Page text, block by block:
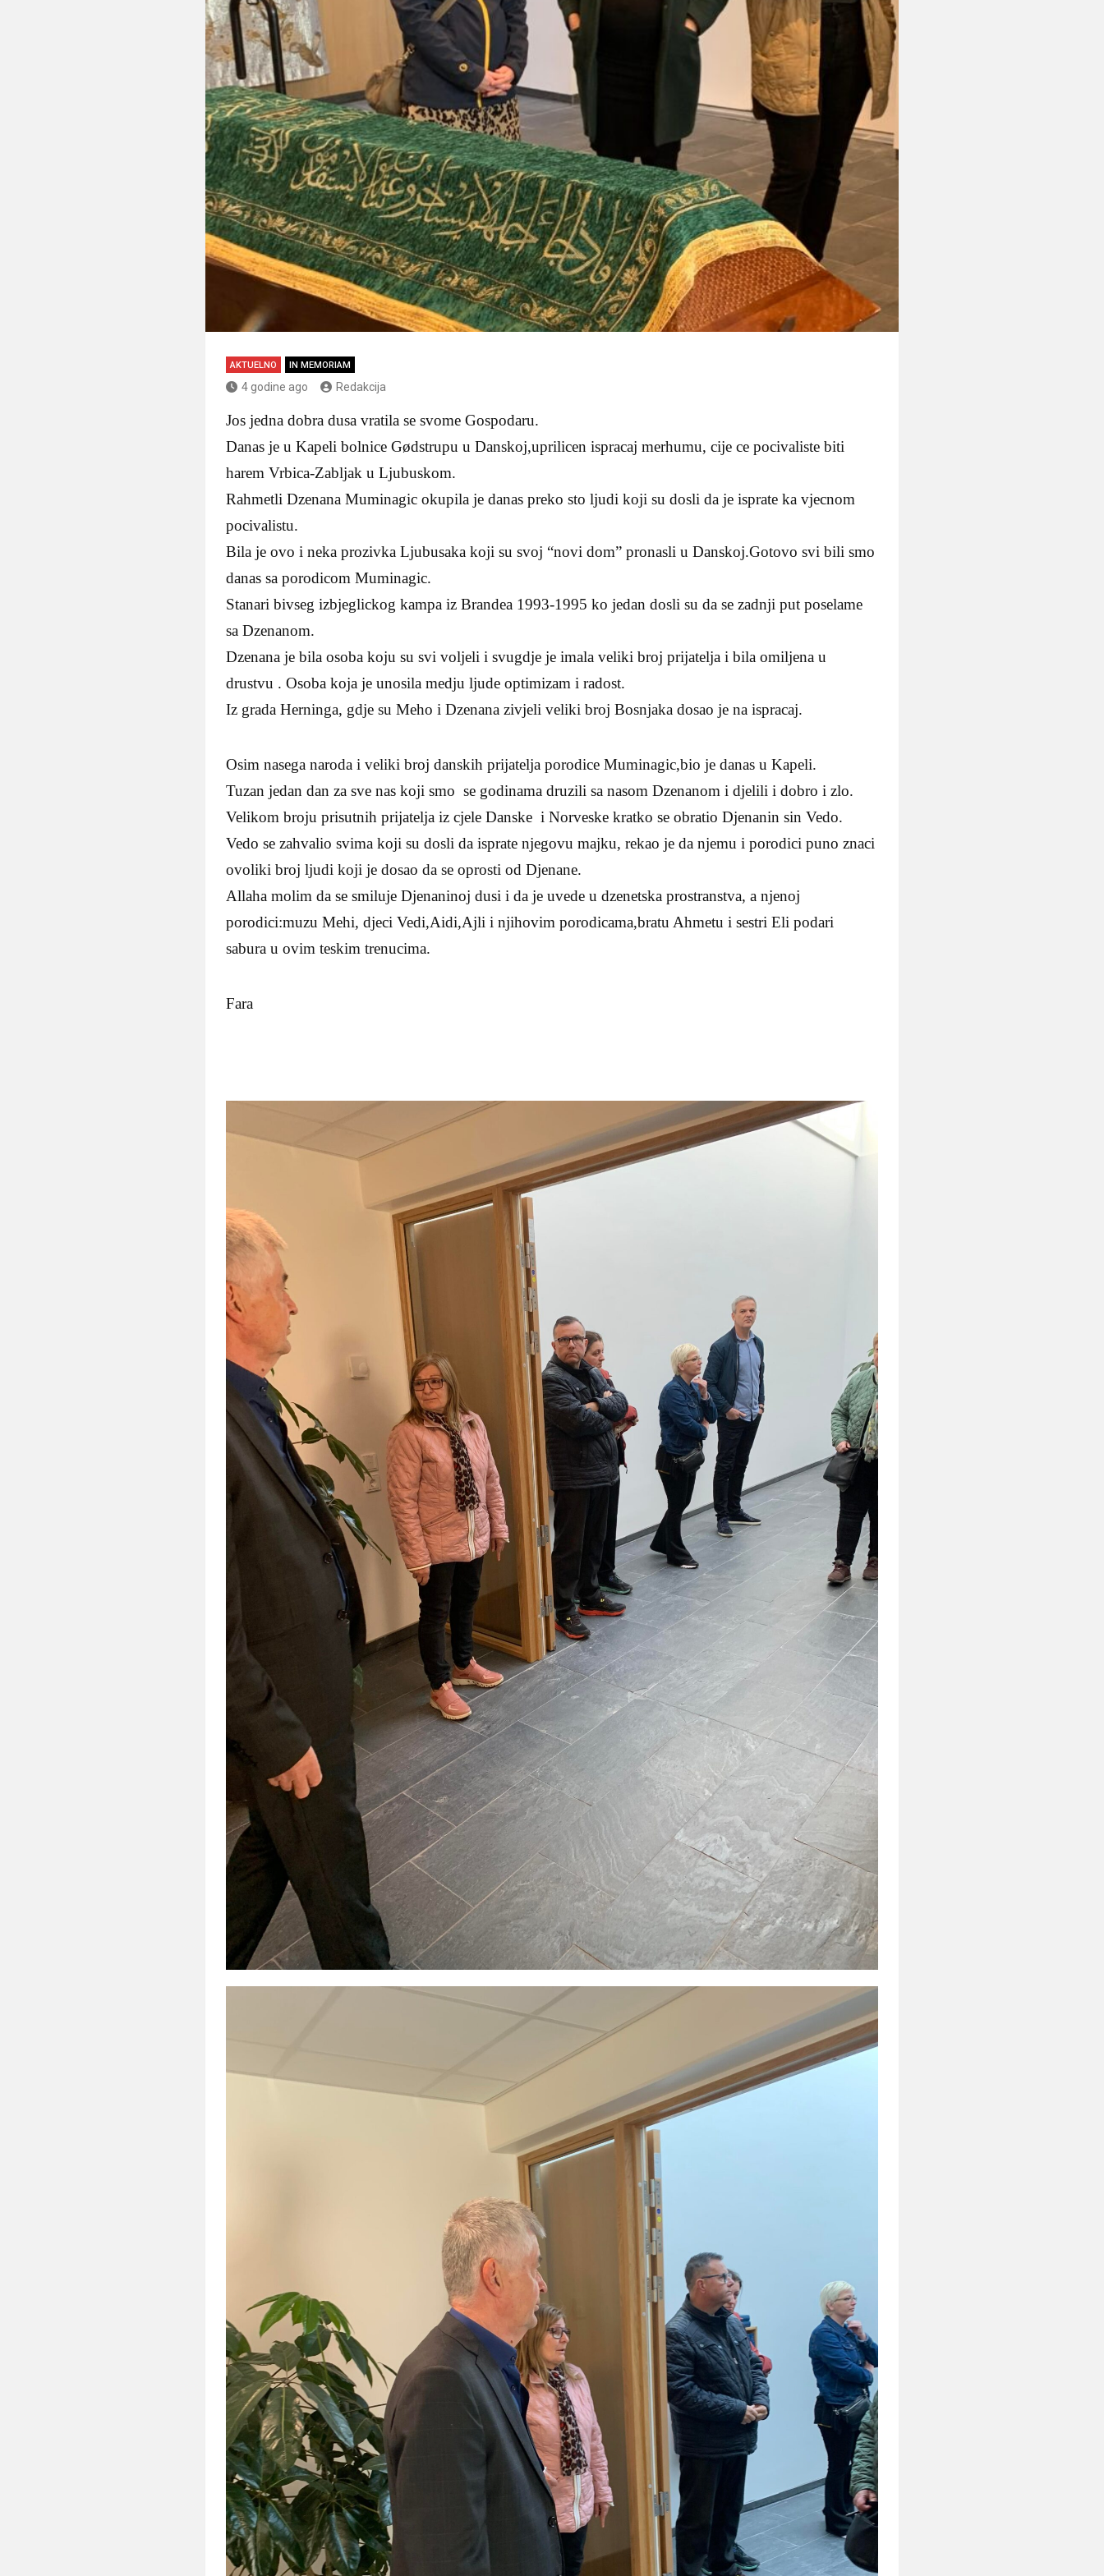
AKTUELNO IN MEMORIAM
4 godine ago Redakcija
Jos jedna dobra dusa vratila se svome Gospodaru.
Danas je u Kapeli bolnice Gødstrupu u Danskoj,uprilicen ispracaj merhumu, cije ce pocivaliste biti
harem Vrbica-Zabljak u Ljubuskom.
Rahmetli Dzenana Muminagic okupila je danas preko sto ljudi koji su dosli da je isprate ka vjecnom
pocivalistu.
Bila je ovo i neka prozivka Ljubusaka koji su svoj “novi dom” pronasli u Danskoj.Gotovo svi bili smo
danas sa porodicom Muminagic.
Stanari bivseg izbjeglickog kampa iz Brandea 1993-1995 ko jedan dosli su da se zadnji put poselame
sa Dzenanom.
Dzenana je bila osoba koju su svi voljeli i svugdje je imala veliki broj prijatelja i bila omiljena u
drustvu . Osoba koja je unosila medju ljude optimizam i radost.
Iz grada Herninga, gdje su Meho i Dzenana zivjeli veliki broj Bosnjaka dosao je na ispracaj.
Osim nasega naroda i veliki broj danskih prijatelja porodice Muminagic,bio je danas u Kapeli.
Tuzan jedan dan za sve nas koji smo se godinama druzili sa nasom Dzenanom i djelili i dobro i zlo.
Velikom broju prisutnih prijatelja iz cjele Danske i Norveske kratko se obratio Djenanin sin Vedo.
Vedo se zahvalio svima koji su dosli da isprate njegovu majku, rekao je da njemu i porodici puno znaci
ovoliki broj ljudi koji je dosao da se oprosti od Djenane.
Allaha molim da se smiluje Djenaninoj dusi i da je uvede u dzenetska prostranstva, a njenoj
porodici:muzu Mehi, djeci Vedi,Aidi,Ajli i njihovim porodicama,bratu Ahmetu i sestri Eli podari
sabura u ovim teskim trenucima.
Fara